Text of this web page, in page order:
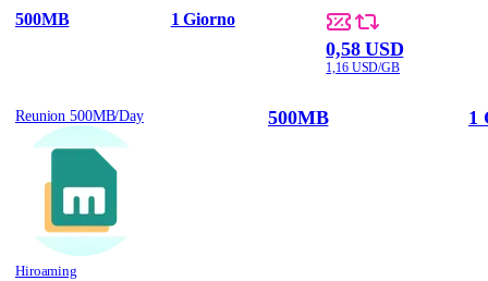
500MB 1 Giorno
0,58 USD
1,16 USD/GB
Reunion 500MB/Day
Hiroaming
500MB 1